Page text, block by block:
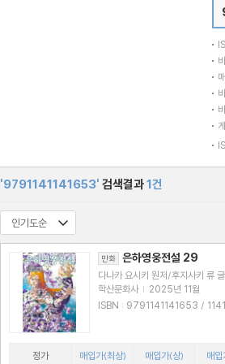
'9791141141653' 검색결과1건
만화 은하영웅전설 29
다나카 요시키 원저/후지사키 류
학산문화사 | 2025년 11월
ISBN : 9791141141653 / 114114165
정가 매입가(최상) 매입가(상) 매